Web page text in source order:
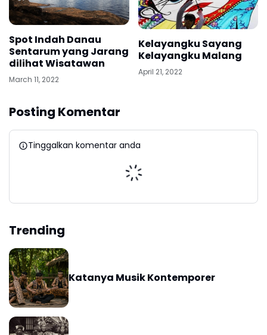
Spot Indah Danau
Sentarum yang Jarang
dilihat Wisatawan
March 11, 2022
Kelayangku Sayang
Kelayangku Malang
April 21, 2022
Posting Komentar
Tinggalkan komentar anda
Trending
Katanya Musik Kontemporer